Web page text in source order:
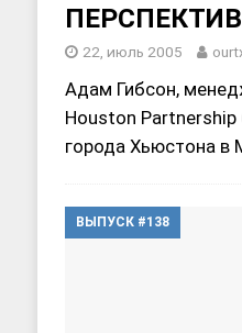
22, июль 2005
Адам Гибсон,
Houston Partnership
города Хьюстона в
ВЫПУСК #138